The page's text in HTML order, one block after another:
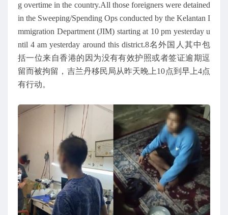
g overtime in the country.All those foreigners were detained
in the Sweeping/Spending Ops conducted by the Kelantan I
mmigration Department (JIM) starting at 10 pm yesterday u
ntil 4 am yesterday around this district.8名外国人其中包
括一位来自香港的因为没有有效护照或者签证逾期逗
留而被拘留，吉兰丹移民局从昨天晚上10点到早上4点
有行动。